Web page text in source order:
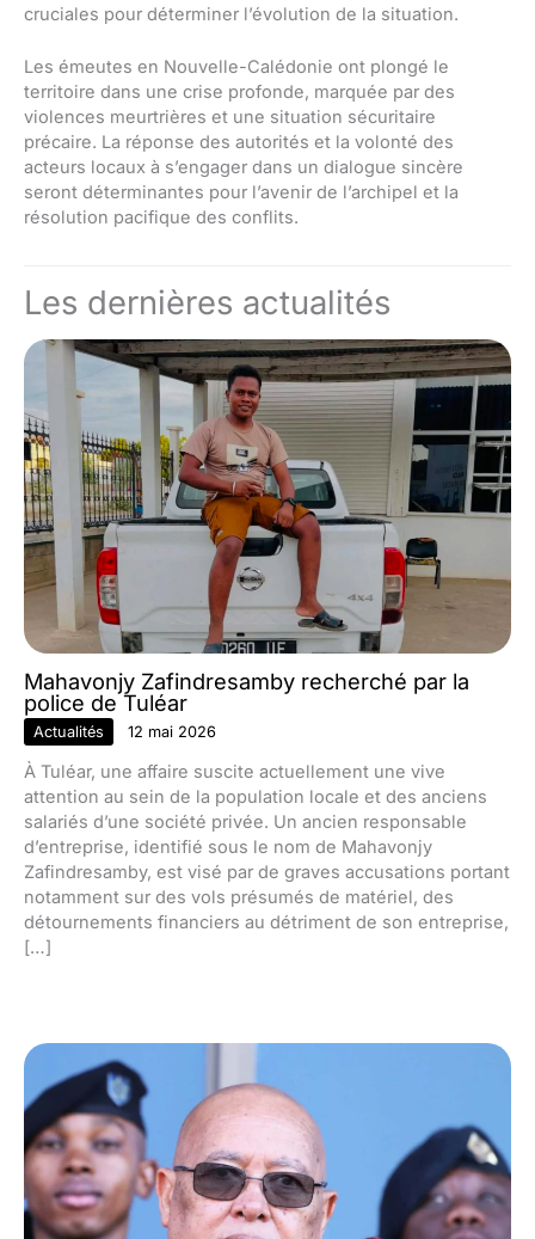
cruciales pour déterminer l’évolution de la situation.
Les émeutes en Nouvelle-Calédonie ont plongé le
territoire dans une crise profonde, marquée par des
violences meurtrières et une situation sécuritaire
précaire. La réponse des autorités et la volonté des
acteurs locaux à s’engager dans un dialogue sincère
seront déterminantes pour l’avenir de l’archipel et la
résolution pacifique des conflits.
Les dernières actualités
Mahavonjy Zafindresamby recherché par la
police de Tuléar
Actualités 12 mai 2026
À Tuléar, une affaire suscite actuellement une vive
attention au sein de la population locale et des anciens
salariés d’une société privée. Un ancien responsable
d’entreprise, identifié sous le nom de Mahavonjy
Zafindresamby, est visé par de graves accusations portant
notamment sur des vols présumés de matériel, des
détournements financiers au détriment de son entreprise,
[…]